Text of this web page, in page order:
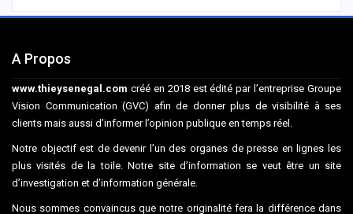
A Propos
www.thieysenegal.com créé en 2018 est édité par l’entreprise Groupe
Vision Communication (GVC) afin de donner plus de visibilité à ses
clients mais aussi d’informer l’opinion publique en temps réel.
Notre objectif est de devenir l’un des organes de presse en lignes les
plus visités de la toile. Notre site d’information se veut être un site
d’investigation et d’information générale.
Nous sommes convaincus que notre originalité fera la différence dans